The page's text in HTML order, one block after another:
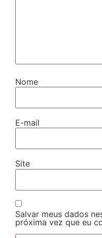
Nome
E-mail
Site
Salvar meus dados
próxima vez que eu